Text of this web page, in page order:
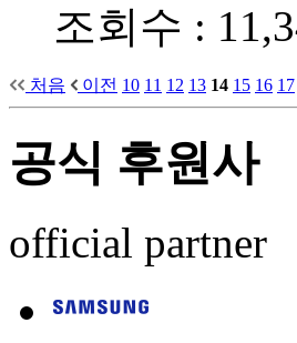
조회수 :
처음 이전 10 11 12 13 14 15 16 17
공식 후원사
official partner